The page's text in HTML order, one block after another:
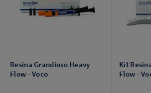
Resina Grandioso Heavy
Flow - Voco
Kit
Flow -